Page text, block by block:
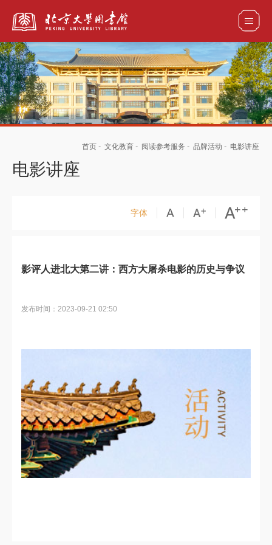
全部资源
首页 - 文化教育 - 阅读参考服务 - 品牌活动 - 电影讲座
电影讲座
字体
影评人进北大第二讲：西方大屠杀电影的历史与争议
发布时间：2023-09-21 02:50